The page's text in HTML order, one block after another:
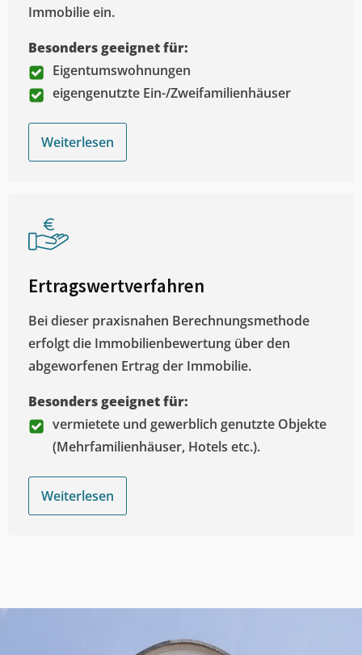
Immobilie ein.
Besonders geeignet für:
Eigentumswohnungen
eigengenutzte Ein-/Zweifamilienhäuser
Weiterlesen
Ertragswertverfahren
Bei dieser praxisnahen Berechnungsmethode
erfolgt die Immobilienbewertung über den
abgeworfenen Ertrag der Immobilie.
Besonders geeignet für:
vermietete und gewerblich genutzte Objekte
(Mehrfamilienhäuser, Hotels etc.).
Weiterlesen